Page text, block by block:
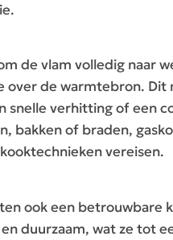
de vlam volledig naar
de warmtebron. Dit
snelle verhitting of een
bakken of braden,
vereisen.
ook een betrouwbare
duurzaam, wat ze tot